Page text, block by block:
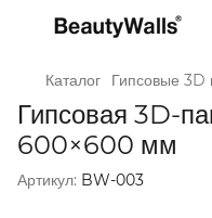
Каталог Гипсовые 3D
Гипсовая 3D-
600×600 мм
Артикул: BW-003